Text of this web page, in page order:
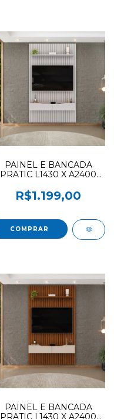
PAINEL E BANCADA
PRATIC L1430 X A2400
R$1.199,00
PAINEL E BANCADA
PRATIC L1430 X A2400